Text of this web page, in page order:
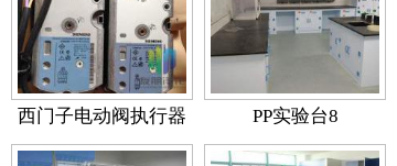
西门子电动阀执行器 PP实验台8